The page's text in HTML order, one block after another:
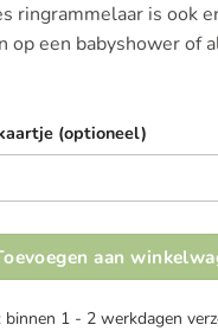
ringrammelaar is ook
op een babyshower of
(optioneel)
Lucky Leaves
aan
1 - 2 werkdagen